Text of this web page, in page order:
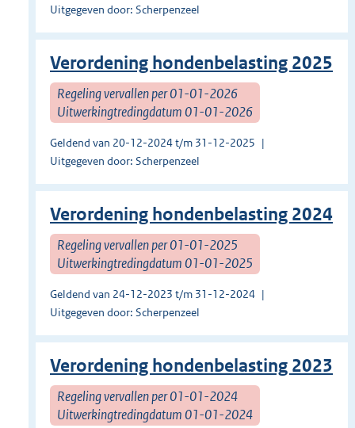
Uitgegeven door: Scherpenzeel
Verordening hondenbelasting 2025
Regeling vervallen per 01-01-2026
Uitwerkingtredingdatum 01-01-2026
Geldend van 20-12-2024 t/m 31-12-2025
Uitgegeven door: Scherpenzeel
Verordening hondenbelasting 2024
Regeling vervallen per 01-01-2025
Uitwerkingtredingdatum 01-01-2025
Geldend van 24-12-2023 t/m 31-12-2024
Uitgegeven door: Scherpenzeel
Verordening hondenbelasting 2023
Regeling vervallen per 01-01-2024
Uitwerkingtredingdatum 01-01-2024